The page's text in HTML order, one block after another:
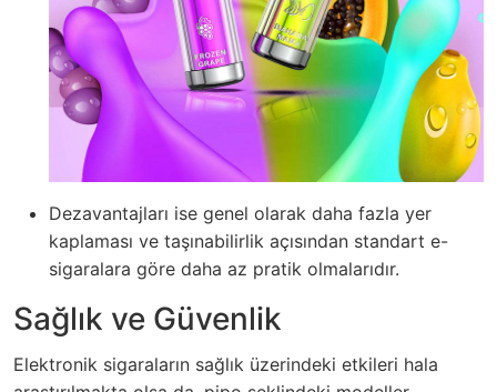
Dezavantajları ise genel olarak daha fazla yer
kaplaması ve taşınabilirlik açısından standart e-
sigaralara göre daha az pratik olmalarıdır.
Sağlık ve Güvenlik
Elektronik sigaraların sağlık üzerindeki etkileri hala